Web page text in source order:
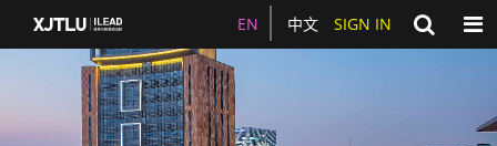
EN 中文 SIGN IN